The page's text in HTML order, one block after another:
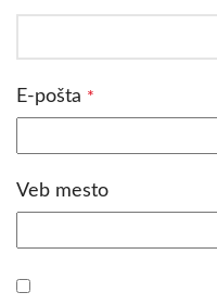
E-pošta *
Veb mesto